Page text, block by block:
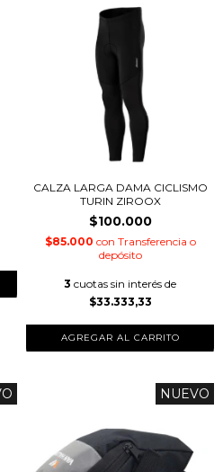
CALZA LARGA DAMA CICLISMO
TURIN ZIROOX
$100.000
$85.000 con Transferencia o
depósito
3 cuotas sin interés de
$33.333,33
AGREGAR AL CARRITO
NUEVO